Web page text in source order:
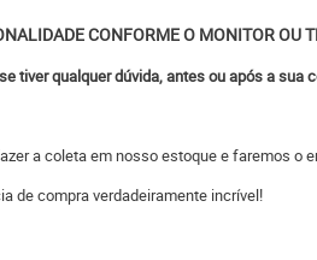
CONFORME O MONITOR OU
tiver qualquer dúvida, antes ou após a sua
a coleta em nosso estoque e faremos
de compra verdadeiramente incrível!